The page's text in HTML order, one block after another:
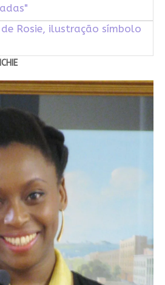
Rosie, ilustração símbolo